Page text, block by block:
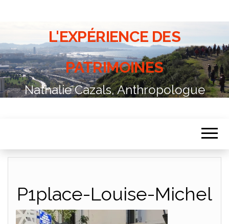
L'EXPÉRIENCE DES
PATRIMOINES
Nathalie Cazals, Anthropologue
P1place-Louise-Michel